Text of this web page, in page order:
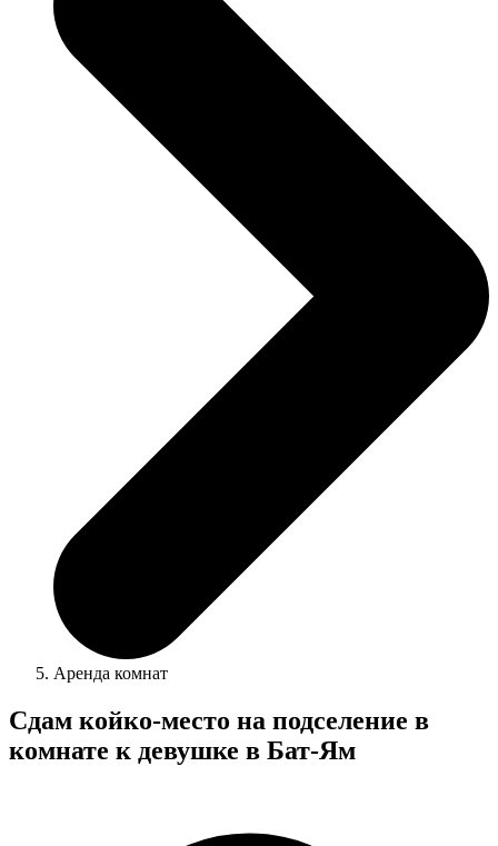
Аренда комнат
Сдам койко-место на подселение в
комнате к девушке в Бат-Ям